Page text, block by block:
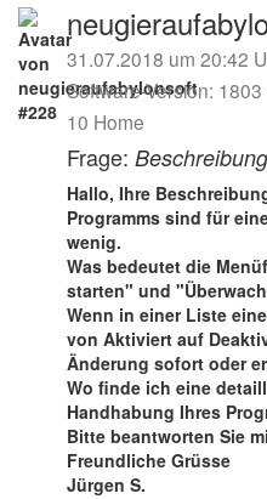
31.07.2018 um 20:42
Software-Version:
10 Home
Frage:
Hallo, Ihre
Programms sind für
wenig.
Was bedeutet die
starten" und
Wenn in einer Liste
von Aktiviert auf
Änderung sofort oder
Wo finde ich eine
Handhabung Ihres
Bitte beantworten Sie
Freundliche Grüsse
Jürgen S.